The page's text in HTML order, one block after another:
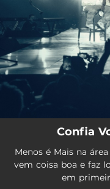
02:47
03:03
03:13
02:45
Confia
Menos é Mais na
vem coisa boa e faz
em